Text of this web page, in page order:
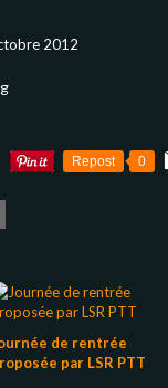
2012
Repost 0
de rentrée
par LSR PTT